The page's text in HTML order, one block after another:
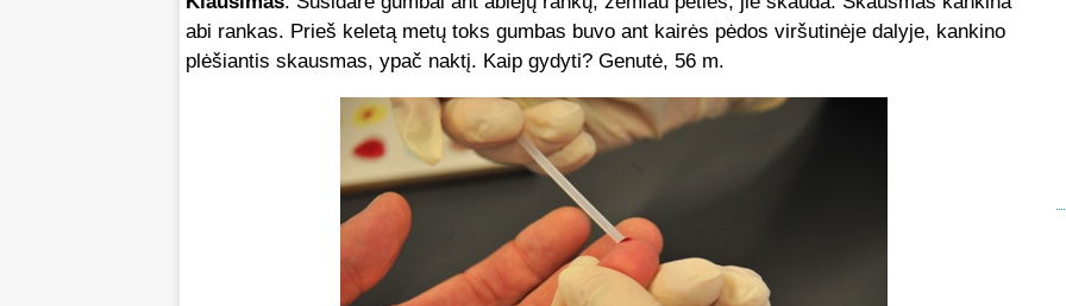
abi rankas. Prieš keletą metų toks gumbas buvo ant kairės pėdos viršutinėje dalyje, kankino
plėšiantis skausmas, ypač naktį. Kaip gydyti? Genutė, 56 m.